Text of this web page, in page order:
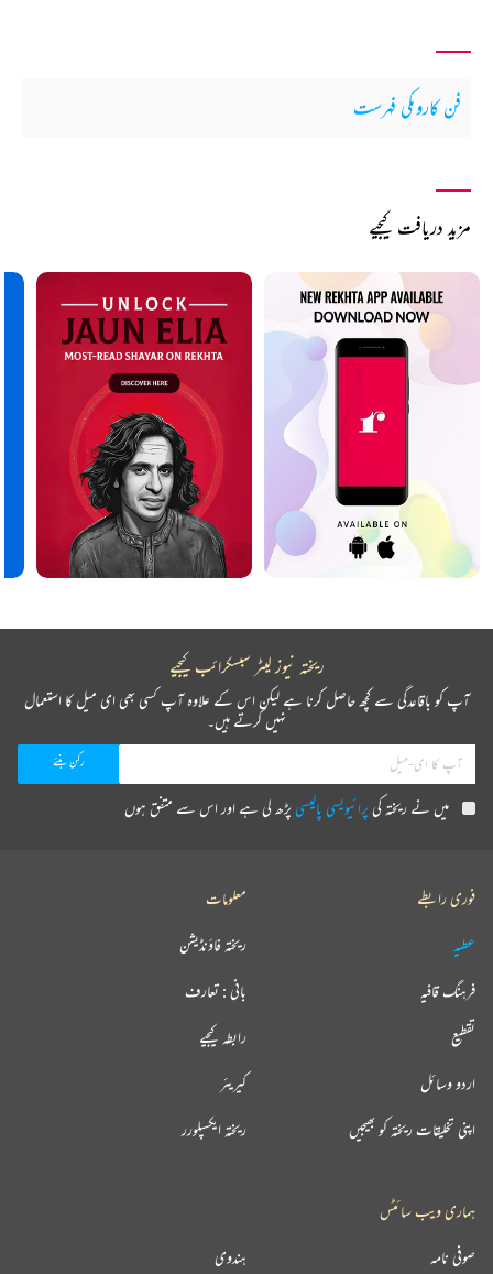
فن کاروںکی فہرست
مزید دریافت کیجیے
ریختہ نیوز لیٹر سبسکرائب کیجیے
آپ کو باقاعدگی سے کچھ حاصل کرنا ہے لیکن اس کے علاوہ آپ کسی بھی ای میل کا استعمال
نہیں کرتے ہیں۔
میں نے ریختہ کی پرائیویسی پالیسی پڑھ لی ہے اور اس سے متفق ہوں
فوری رابطے
عطیہ
فرہنگ قافیہ
تقطیع
اردو وسائل
اپنی تخلیقات ریختہ کو بھیجیں
معلومات
ریختہ فاؤنڈیشن
بانی : تعارف
رابطہ کیجیے
کیریئر
ریختہ ایکسپلورر
ہماری ویب سائٹس
ہندوی صوفی نامہ